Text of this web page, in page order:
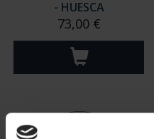
- HUESCA
73,00 €